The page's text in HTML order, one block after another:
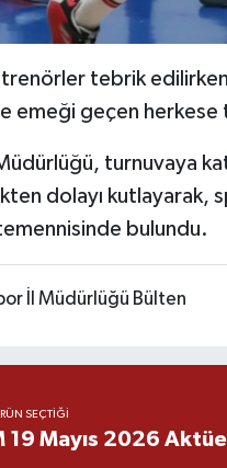
tebrik
emeği geçen herkese
turnuvaya
dolayı kutlayarak,
bulundu.
İl Müdürlüğü Bülten
SEÇTIĞI
19 Mayıs 2026